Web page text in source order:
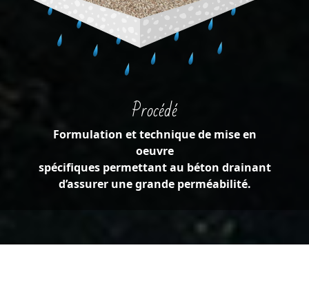
Procédé
Formulation et technique de mise en
oeuvre
spécifiques permettant au béton drainant
d’assurer une grande perméabilité.